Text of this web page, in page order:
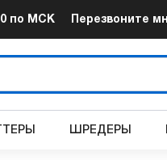
по МСК Перезвоните
ШРЕДЕРЫ